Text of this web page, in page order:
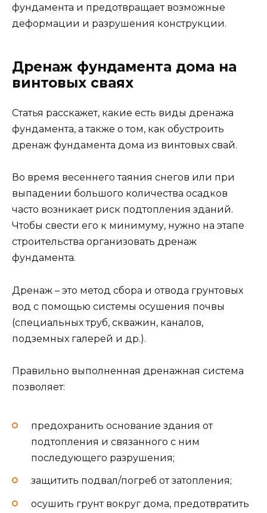
фундамента и предотвращает возможные
деформации и разрушения конструкции.
Дренаж фундамента дома на
винтовых сваях
Статья расскажет, какие есть виды дренажа
фундамента, а также о том, как обустроить
дренаж фундамента дома из винтовых свай.
Во время весеннего таяния снегов или при
выпадении большого количества осадков
часто возникает риск подтопления зданий.
Чтобы свести его к минимуму, нужно на этапе
строительства организовать дренаж
фундамента.
Дренаж – это метод сбора и отвода грунтовых
вод с помощью системы осушения почвы
(специальных труб, скважин, каналов,
подземных галерей и др.).
Правильно выполненная дренажная система
позволяет:
предохранить основание здания от
подтопления и связанного с ним
последующего разрушения;
защитить подвал/погреб от затопления;
осушить грунт вокруг дома, предотвратить